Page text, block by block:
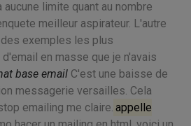
limite quant au nombre
meilleur aspirateur. L'autre
des exemples les plus
en masse que je n'avais
base email C'est une baisse de
messagerie versailles. Cela
emailing me claire. appelle